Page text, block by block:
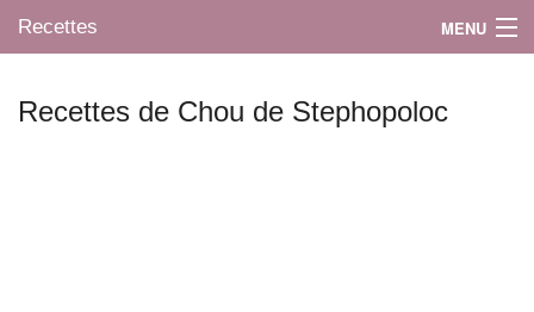
Recettes MENU
Recettes de Chou de Stephopoloc